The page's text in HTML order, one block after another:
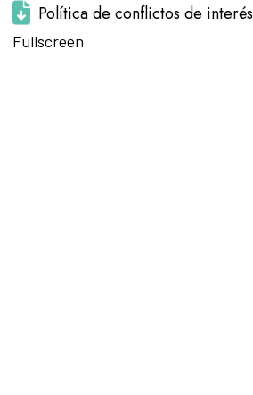
Política de conflictos de interés
Fullscreen
Saltar al
contenido